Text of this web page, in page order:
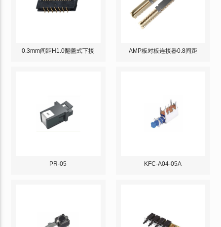
0.3mm间距H1.0翻盖式下接 AMP板对板连接器0.8间距
PR-05 KFC-A04-05A